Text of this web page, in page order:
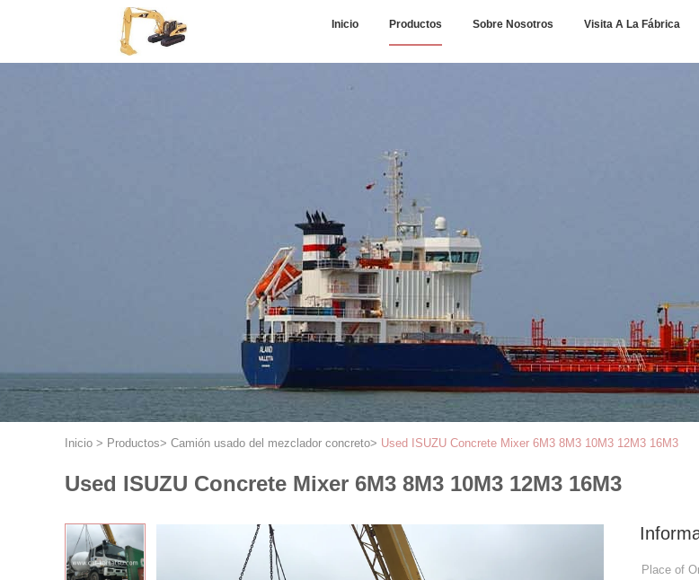
Inicio Productos Sobre Nosotros Visita A La Fábrica
Inicio > Productos> Camión usado del mezclador concreto> Used ISUZU Concrete Mixer 6M3 8M3 10M3 12M3 16M3
Used ISUZU Concrete Mixer 6M3 8M3 10M3 12M3 16M3
Place of